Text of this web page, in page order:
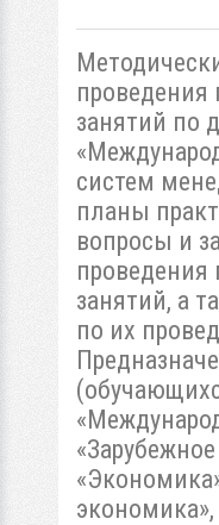
проведения
занятий по
систем
планы
вопросы и
проведения
занятий, а
по их